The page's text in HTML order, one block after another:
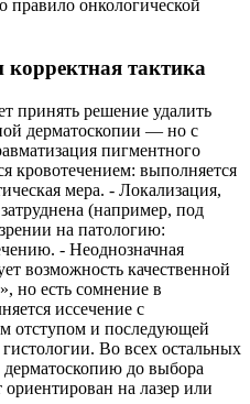
правило онкологической
тактика
принять решение удалить
дерматоскопии — но с
пигментного
кровотечением: выполняется
мера. - Локализация,
(например, под
на патологию:
- Неоднозначная
возможность качественной
но есть сомнение в
иссечение с
отступом и последующей
Во всех остальных
дерматоскопию до выбора
на лазер или